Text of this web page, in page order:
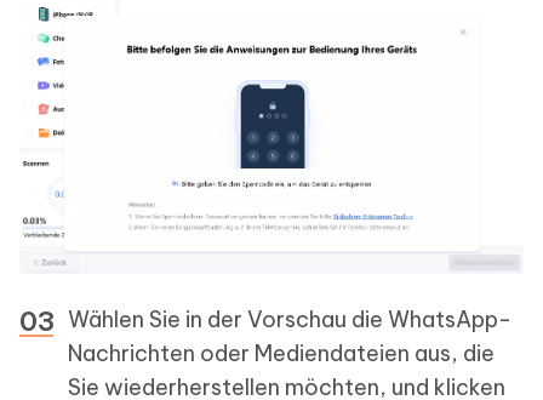
Wählen Sie in der Vorschau die WhatsApp-
Nachrichten oder Mediendateien aus, die
Sie wiederherstellen möchten, und klicken